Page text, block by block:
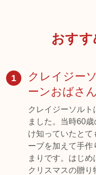
おす
1
クレイジー
ーンおばさ
クレイジーソル
ました。当時60
け知っていたとて
ーブを加えて手
まりです。はじめ
クリスマスの贈り